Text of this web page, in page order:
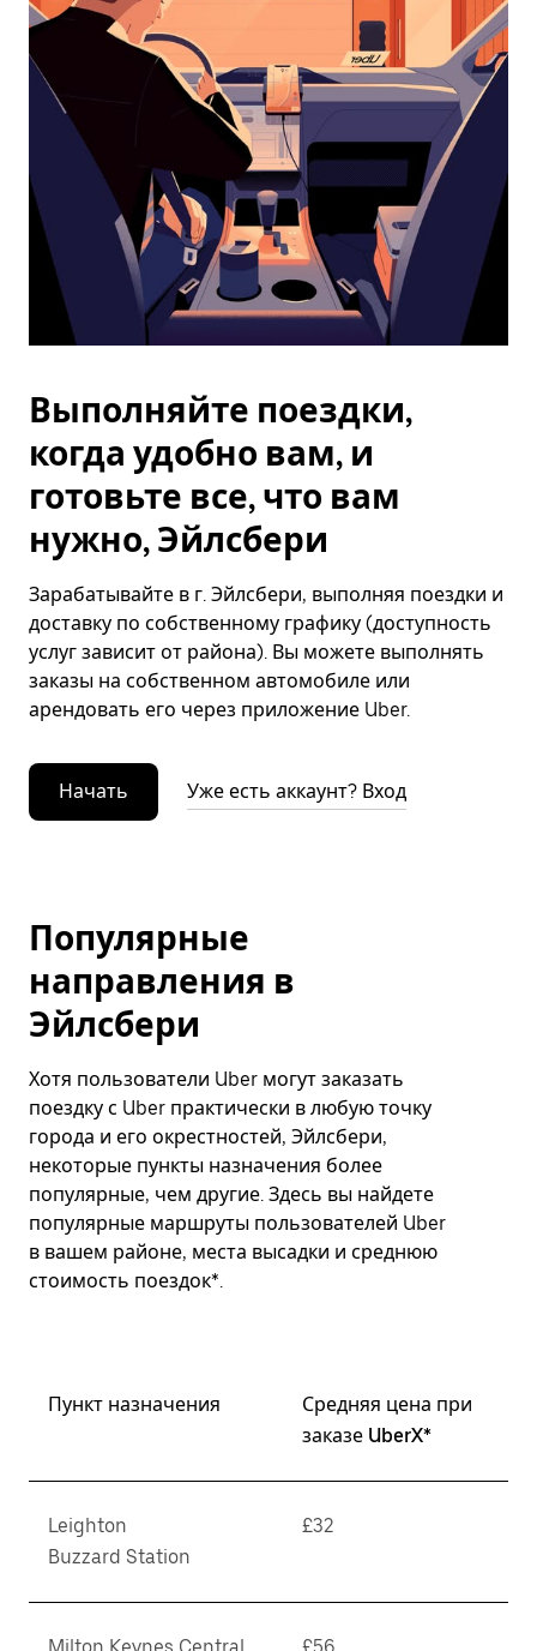
календарь,
нажмите
Esc.
Выполняйте поездки,
когда удобно вам, и
готовьте все, что вам
нужно, Эйлсбери
Зарабатывайте в г. Эйлсбери, выполняя поездки и
доставку по собственному графику (доступность
услуг зависит от района). Вы можете выполнять
заказы на собственном автомобиле или
арендовать его через приложение Uber.
Начать Уже есть аккаунт? Вход
Популярные
направления в
Эйлсбери
Хотя пользователи Uber могут заказать
поездку с Uber практически в любую точку
города и его окрестностей, Эйлсбери,
некоторые пункты назначения более
популярные, чем другие. Здесь вы найдете
популярные маршруты пользователей Uber
в вашем районе, места высадки и среднюю
стоимость поездок*.
Пункт назначения
Средняя цена при
заказе UberX*
Leighton
Buzzard Station
£32